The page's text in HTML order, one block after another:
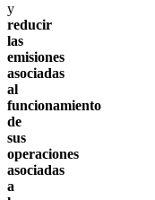
y
reducir
las
emisiones
asociadas
al
funcionamiento
de
sus
operaciones
asociadas
a